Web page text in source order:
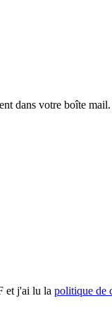
dans votre boîte mail.
et j'ai lu la politique de